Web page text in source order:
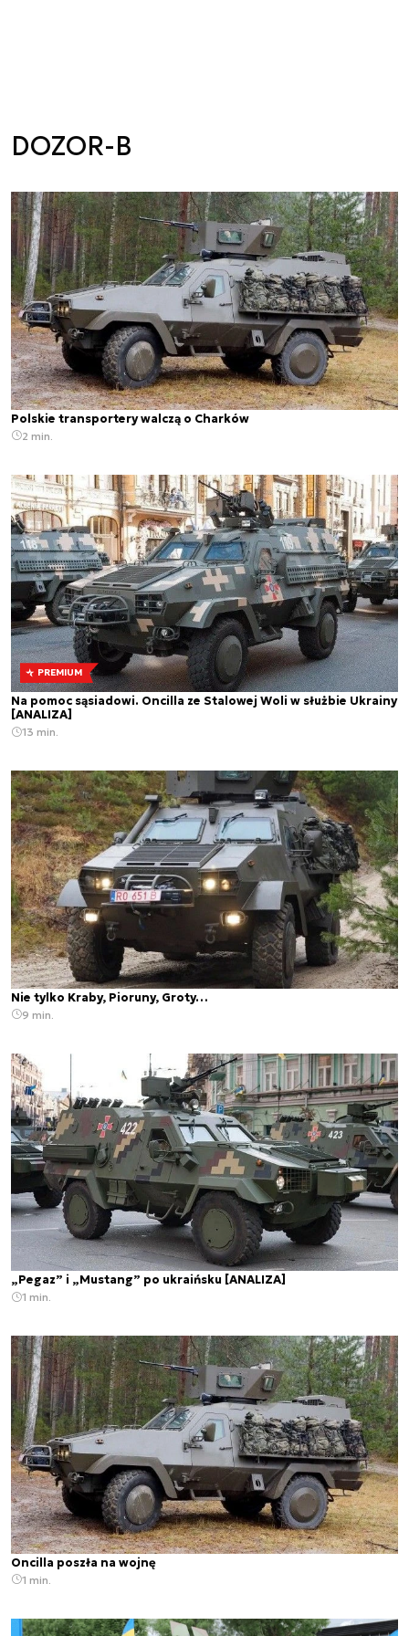
DOZOR-B
Polskie transportery walczą o Charków
2 min.
PREMIUM
Na pomoc sąsiadowi. Oncilla ze Stalowej Woli w służbie Ukrainy
[ANALIZA]
13 min.
Nie tylko Kraby, Pioruny, Groty…
9 min.
„Pegaz” i „Mustang” po ukraińsku [ANALIZA]
1 min.
Oncilla poszła na wojnę
1 min.